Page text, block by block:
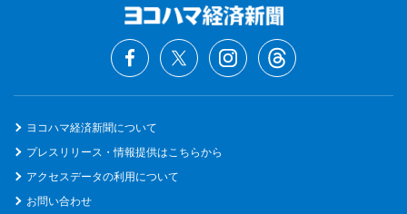
ヨコハマ経済新聞について
プレスリリース・情報提供はこちらから
アクセスデータの利用について
お問い合わせ